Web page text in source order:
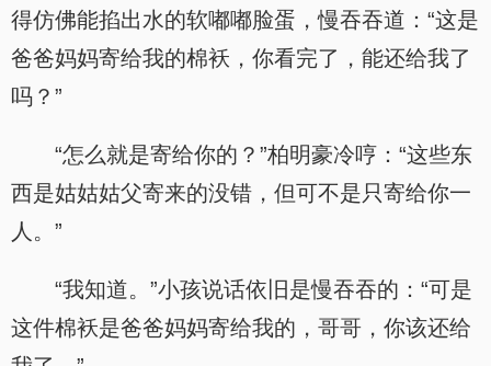
得仿佛能掐出水的软嘟嘟脸蛋，慢吞吞道：“这是
爸爸妈妈寄给我的棉袄，你看完了，能还给我了
吗？”
“怎么就是寄给你的？”柏明豪冷哼：“这些东
西是姑姑姑父寄来的没错，但可不是只寄给你一
人。”
“我知道。”小孩说话依旧是慢吞吞的：“可是
这件棉袄是爸爸妈妈寄给我的，哥哥，你该还给